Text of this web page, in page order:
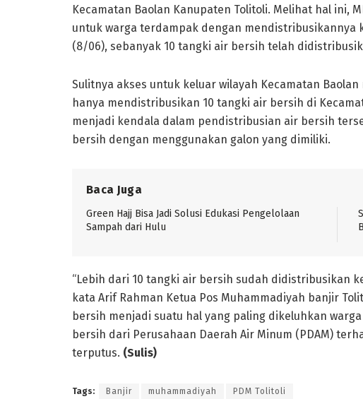
Kecamatan Baolan Kanupaten Tolitoli. Melihat hal ini,
untuk warga terdampak dengan mendistribusikannya
(8/06), sebanyak 10 tangki air bersih telah
Sulitnya akses untuk keluar wilayah Kecamatan
hanya mendistribusikan 10 tangki air bersih di
menjadi kendala dalam pendistribusian air bersih
bersih dengan menggunakan galon yang dimiliki.
Baca Juga
Green Hajj Bisa Jadi Solusi Edukasi Pengelolaan
Sampah dari Hulu
“Lebih dari 10 tangki air bersih sudah didistribusikan
kata Arif Rahman Ketua Pos Muhammadiyah banjir
bersih menjadi suatu hal yang paling dikeluhkan
bersih dari Perusahaan Daerah Air Minum (PDAM)
terputus. (Sulis)
Tags: Banjir muhammadiyah PDM Tolitoli